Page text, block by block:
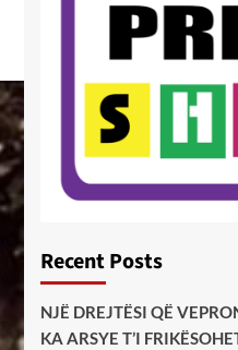
Recent Posts
NJË DREJTËSI QË
KA ARSYE T’I